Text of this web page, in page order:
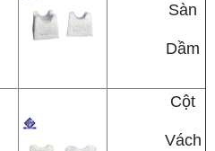
Sàn
Dầm
Cột
Vách